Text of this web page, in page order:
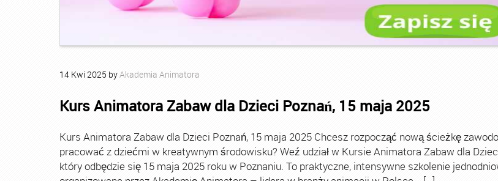
14 Kwi 2025 byAkademia Animatora
Kurs Animatora Zabaw dla Dzieci Poznań, 15 maja 2025
Kurs Animatora Zabaw dla Dzieci Poznań, 15 maja 2025 Chcesz rozpocząć nową ścieżkę
pracować z dziećmi w kreatywnym środowisku? Weź udział w Kursie Animatora Zabaw dla
który odbędzie się 15 maja 2025 roku w Poznaniu. To praktyczne, intensywne szkolenie